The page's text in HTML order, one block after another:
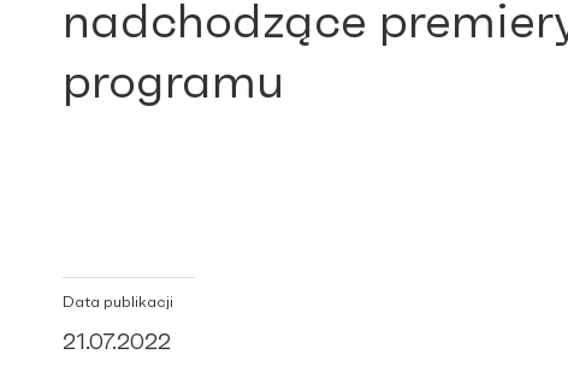
nadchodzące
programu
Data publikacji
21.07.2022